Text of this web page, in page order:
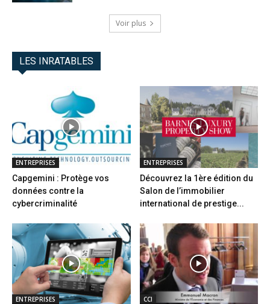
Voir plus
LES INRATABLES
ENTREPRISES
Capgemini : Protège vos
données contre la
cybercriminalité
ENTREPRISES
Découvrez la 1ère édition du
Salon de l’immobilier
international de prestige...
ENTREPRISES CCI